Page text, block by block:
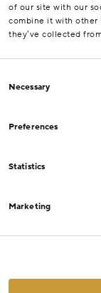
of our site with our
combine it with other
they’ve collected
Selection
Necessary
Preferences
Statistics
Marketing